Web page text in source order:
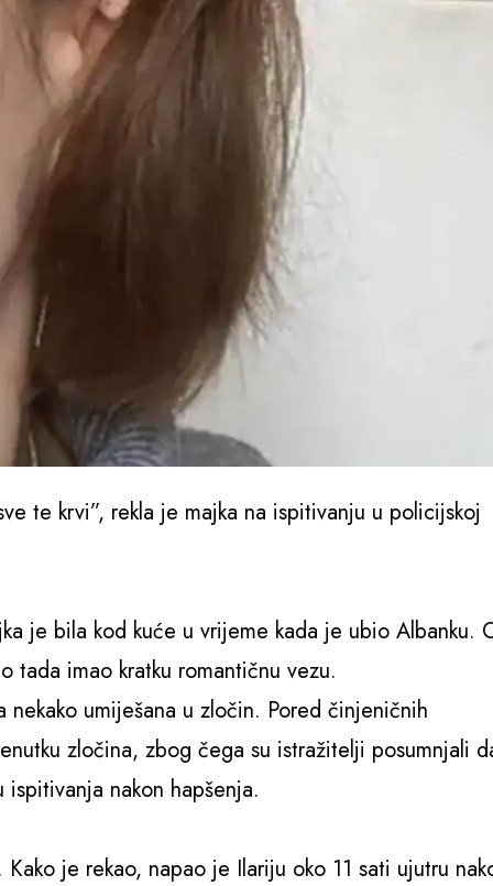
te krvi”, rekla je majka na ispitivanju u policijskoj
je bila kod kuće u vrijeme kada je ubio Albanku.
tada imao kratku romantičnu vezu.
umiješana u zločin. Pored činjeničnih
zločina, zbog čega su istražitelji posumnjali
nakon hapšenja.
je rekao, napao je Ilariju oko 11 sati ujutru